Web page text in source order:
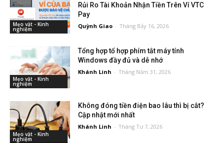
Mẹo vặt - Kinh
nghiệm
Rủi Ro Tài Khoản Nhận Tiền Trên Ví VTC
Pay
Quỳnh Giao - Tháng Bảy 16, 2026
Mẹo vặt - Kinh
nghiệm
Tổng hợp tổ hợp phím tắt máy tính
Windows đầy đủ và dễ nhớ
Khánh Linh - Tháng Năm 31, 2026
Mẹo vặt - Kinh
nghiệm
Không đóng tiền điện bao lâu thì bị cắt?
Cập nhật mới nhất
Khánh Linh - Tháng Tư 7, 2026